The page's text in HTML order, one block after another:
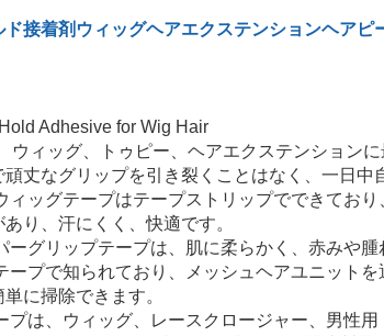
接着剤ウィッグヘアエクステンションヘア
ィッグ、トゥピー、ヘアエクステンション
丈なグリップを引き裂くことはなく、一日中
ッグテープはテープストリップでできてお
り、汗にくく、快適です。
グリップテープは、肌に柔らかく、赤みや腫
プで知られており、メッシュヘアユニット
に掃除できます。
は、ウィッグ、レースクロージャー、男性